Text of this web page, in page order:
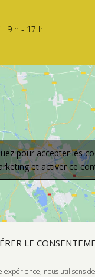
LE
nous utilisons
9 h - 17 h
pour accepter les
et activer ce